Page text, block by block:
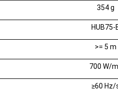
354 g
HUB75-
>= 5 m
700 W/
≥60 Hz/